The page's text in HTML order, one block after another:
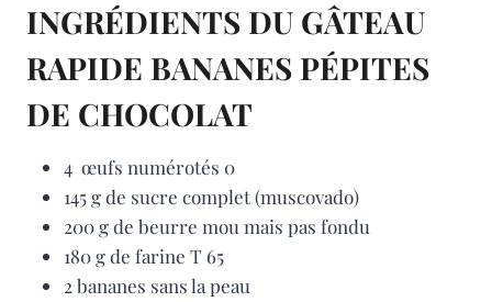
INGRÉDIENTS DU GÂTEAU
RAPIDE BANANES PÉPITES
DE CHOCOLAT
4 œufs numérotés 0
145 g de sucre complet (muscovado)
200 g de beurre mou mais pas fondu
180 g de farine T 65
2 bananes sans la peau